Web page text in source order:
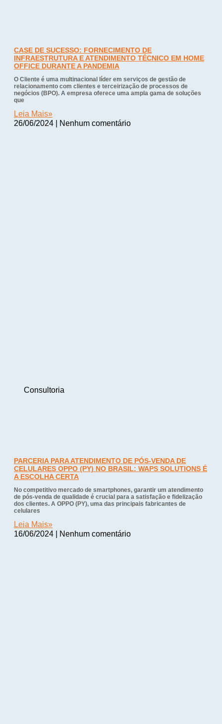
CASE DE SUCESSO: FORNECIMENTO DE
INFRAESTRUTURA E ATENDIMENTO TÉCNICO EM HOME
OFFICE DURANTE A PANDEMIA
O Cliente é uma multinacional líder em serviços de gestão de
relacionamento com clientes e terceirização de processos de
negócios (BPO). A empresa oferece uma ampla gama de soluções
que
Leia Mais»
26/06/2024
Nenhum comentário
Consultoria
PARCERIA PARA ATENDIMENTO DE PÓS-VENDA DE
CELULARES OPPO (PY) NO BRASIL: WAPS SOLUTIONS É
A ESCOLHA CERTA
No competitivo mercado de smartphones, garantir um atendimento
de pós-venda de qualidade é crucial para a satisfação e fidelização
dos clientes. A OPPO (PY), uma das principais fabricantes de
celulares
Leia Mais»
16/06/2024
Nenhum comentário